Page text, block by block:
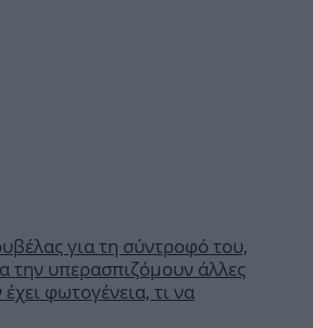
για τη σύντροφό του,
την υπερασπιζόμουν άλλες
φωτογένεια, τι να